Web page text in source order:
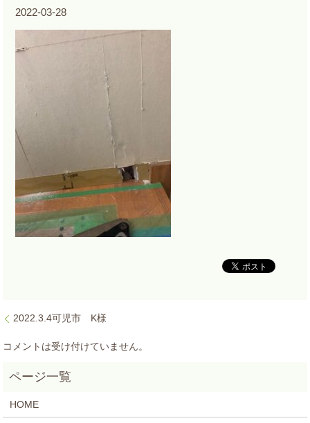
2022-03-28
2022.3.4可児市 K様
コメントは受け付けていません。
HOME